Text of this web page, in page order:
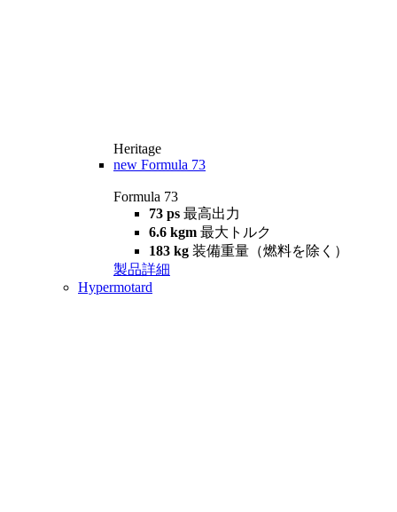
Heritage
new Formula 73
Formula 73
73 ps 最高出力
6.6 kgm 最大トルク
183 kg 装備重量（燃料を除く）
製品詳細
Hypermotard